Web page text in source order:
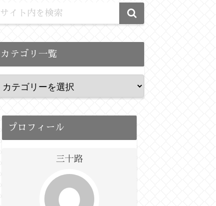
カテゴリ一覧
プロフィール
三十路